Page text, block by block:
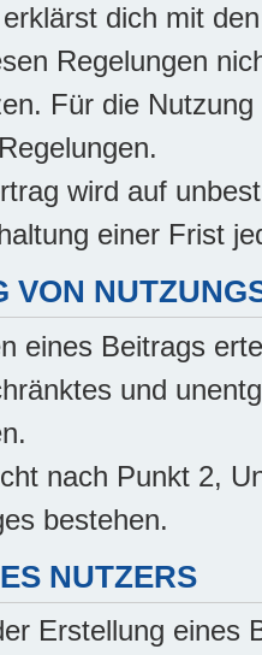
erklärst dich mit
Regelungen
Für die
wird auf
einer Frist
VON
eines Beitrags
und
nach Punkt 2,
bestehen.
NUTZERS
Erstellung eines